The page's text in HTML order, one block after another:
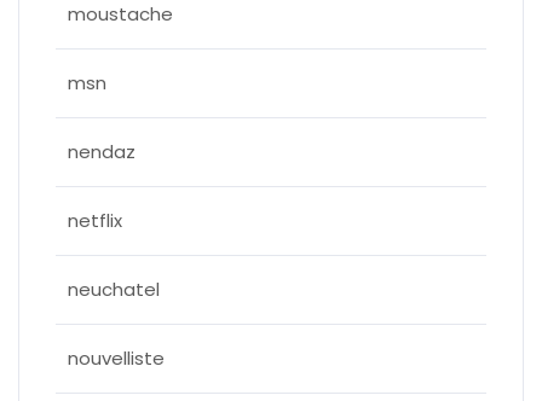
moustache
msn
nendaz
netflix
neuchatel
nouvelliste